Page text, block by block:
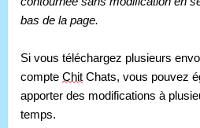
bas de la page.
Si vous téléchargez plusieurs
compte Chit Chats, vous pouvez
apporter des modifications à
temps.